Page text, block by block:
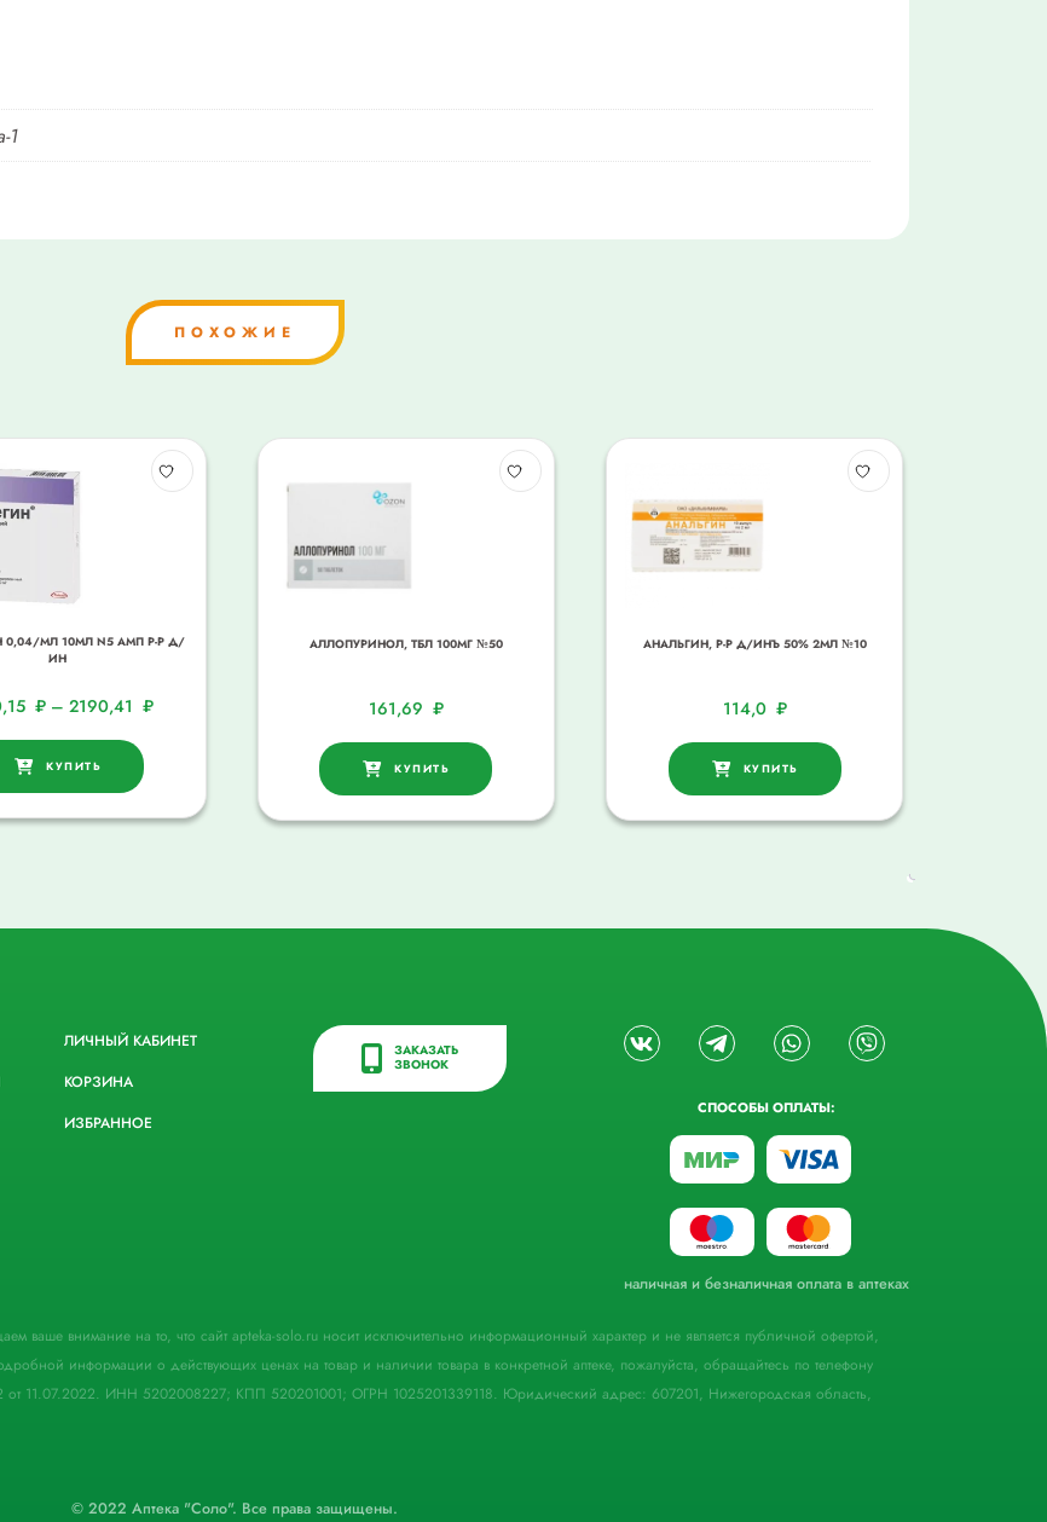
1
ПОХОЖИЕ
0,04/МЛ 10МЛ N5 АМП Р-Р Д/
ИН
₽ – 2190,41 ₽
КУПИТЬ
АЛЛОПУРИНОЛ, ТБЛ 100МГ №50
161,69 ₽
КУПИТЬ
АНАЛЬГИН, Р-Р Д/ИНЪ 50% 2МЛ №10
114,0 ₽
КУПИТЬ
ЛИЧНЫЙ КАБИНЕТ
КОРЗИНА
ИЗБРАННОЕ
ЗАКАЗАТЬ
ЗВОНОК
СПОСОБЫ ОПЛАТЫ:
наличная и безналичная оплата в аптеках
ваше внимание на то, что сайт apteka-solo.ru носит исключительно информационный характер и не является публичной офертой,
информации о действующих ценах на товар и наличии товара в конкретной аптеке, пожалуйста, обращайтесь по телефону
11.07.2022. ИНН 5202008227; КПП 520201001; ОГРН 1025201339118. Юридический адрес: 607201, Нижегородская область,
© 2022 Аптека "Соло". Все права защищены.